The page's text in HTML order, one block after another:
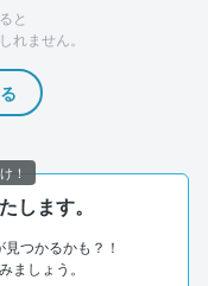
と
れません。
します。
つかるかも？！
ましょう。
！